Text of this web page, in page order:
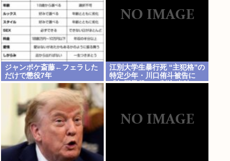
ジャンポケ斎藤←フェラした
だけで懲役7年
江別大学生暴行死 “主犯格”の
特定少年・川口侑斗被告に
「無期懲役」の判決 当時17